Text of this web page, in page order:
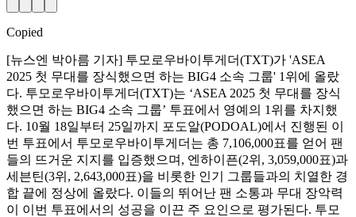
Copied
[뉴스엔 박아름 기자] 투모로우바이투게더(TXT)가 'ASEA
2025 첫 무대를 장식했으면 하는 BIG4 소속 그룹' 1위에 올랐
다. 투모로우바이투게더(TXT)는 ‘ASEA 2025 첫 무대를 장식
했으면 하는 BIG4 소속 그룹’ 투표에서 영예의 1위를 차지했
다. 10월 18일부터 25일까지 포도알(PODOAL)에서 진행된 이
번 투표에서 투모로우바이투게더는 총 7,106,000표를 얻어 팬
들의 뜨거운 지지를 입증했으며, 엔하이픈(2위, 3,059,000표)과
세븐틴(3위, 2,643,000표)을 비롯한 인기 그룹들과의 치열한 경
합 끝에 정상에 올랐다. 이들의 뛰어난 팬 소통과 무대 장악력
이 이번 투표에서의 성공을 이끈 주 요인으로 평가된다. 투모